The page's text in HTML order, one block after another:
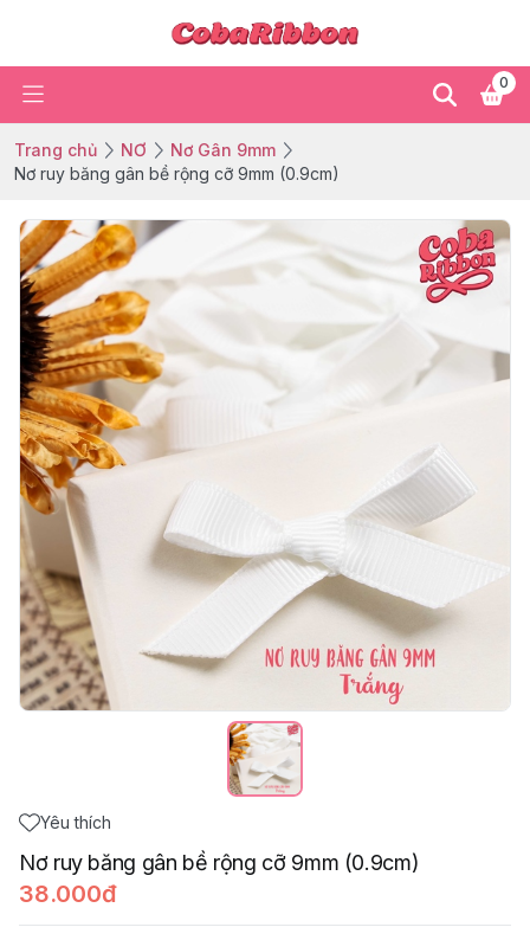
0
Trang chủ NƠ
Nơ Gân 9mm
Nơ ruy băng gân bề rộng cỡ 9mm (0.9cm)
Yêu thích
Nơ ruy băng gân bề rộng cỡ 9mm (0.9cm)
38.000đ